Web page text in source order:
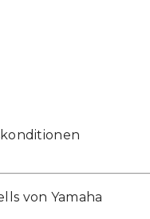
von Yamaha